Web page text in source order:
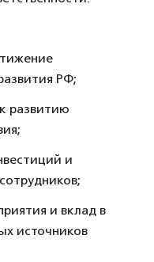
РФ;
развитию
и
и вклад в
источников